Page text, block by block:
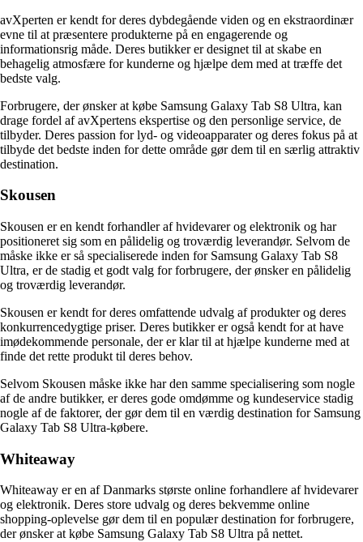
avXperten er kendt for deres dybdegående viden og en ekstraordinær
evne til at præsentere produkterne på en engagerende og
informationsrig måde. Deres butikker er designet til at skabe en
behagelig atmosfære for kunderne og hjælpe dem med at træffe det
bedste valg.
Forbrugere, der ønsker at købe Samsung Galaxy Tab S8 Ultra, kan
drage fordel af avXpertens ekspertise og den personlige service, de
tilbyder. Deres passion for lyd- og videoapparater og deres fokus på at
tilbyde det bedste inden for dette område gør dem til en særlig attraktiv
destination.
Skousen
Skousen er en kendt forhandler af hvidevarer og elektronik og har
positioneret sig som en pålidelig og troværdig leverandør. Selvom de
måske ikke er så specialiserede inden for Samsung Galaxy Tab S8
Ultra, er de stadig et godt valg for forbrugere, der ønsker en pålidelig
og troværdig leverandør.
Skousen er kendt for deres omfattende udvalg af produkter og deres
konkurrencedygtige priser. Deres butikker er også kendt for at have
imødekommende personale, der er klar til at hjælpe kunderne med at
finde det rette produkt til deres behov.
Selvom Skousen måske ikke har den samme specialisering som nogle
af de andre butikker, er deres gode omdømme og kundeservice stadig
nogle af de faktorer, der gør dem til en værdig destination for Samsung
Galaxy Tab S8 Ultra-købere.
Whiteaway
Whiteaway er en af Danmarks største online forhandlere af hvidevarer
og elektronik. Deres store udvalg og deres bekvemme online
shopping-oplevelse gør dem til en populær destination for forbrugere,
der ønsker at købe Samsung Galaxy Tab S8 Ultra på nettet.